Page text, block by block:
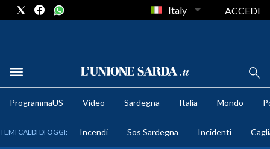
METEO
Italy ACCEDI
ProgrammaUS Video Sardegna Italia Mondo
TEMI CALDI DI OGGI: Incendi Sos Sardegna Incidenti